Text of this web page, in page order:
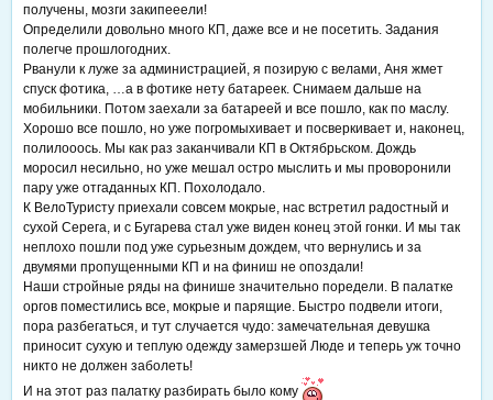
получены, мозги закипееели!
Определили довольно много КП, даже все и не посетить. Задания
полегче прошлогодних.
Рванули к луже за администрацией, я позирую с велами, Аня жмет
спуск фотика, …а в фотике нету батареек. Снимаем дальше на
мобильники. Потом заехали за батареей и все пошло, как по маслу.
Хорошо все пошло, но уже погромыхивает и посверкивает и, наконец,
полилооось. Мы как раз заканчивали КП в Октябрьском. Дождь
моросил несильно, но уже мешал остро мыслить и мы проворонили
пару уже отгаданных КП. Похолодало.
К ВелоТуристу приехали совсем мокрые, нас встретил радостный и
сухой Серега, и с Бугарева стал уже виден конец этой гонки. И мы так
неплохо пошли под уже сурьезным дождем, что вернулись и за
двумями пропущенными КП и на финиш не опоздали!
Наши стройные ряды на финише значительно поредели. В палатке
оргов поместились все, мокрые и парящие. Быстро подвели итоги,
пора разбегаться, и тут случается чудо: замечательная девушка
приносит сухую и теплую одежду замерзшей Люде и теперь уж точно
никто не должен заболеть!
И на этот раз палатку разбирать было кому